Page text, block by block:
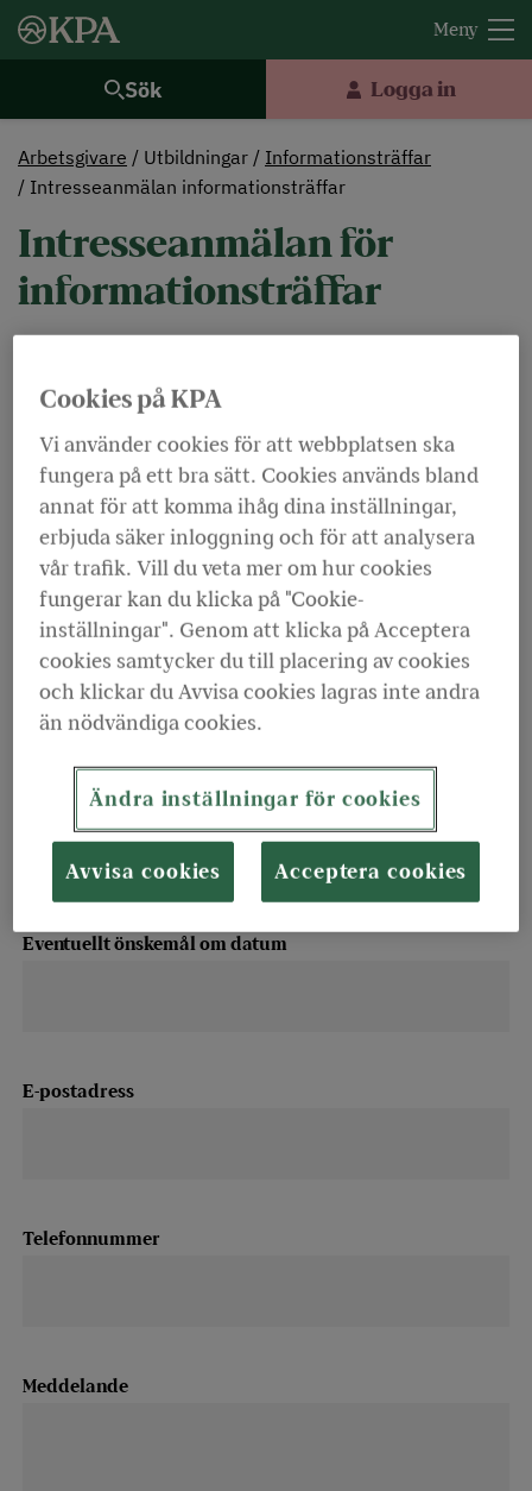
Sök Logga in
Arbetsgivare Utbildningar
Informationsträffar
Intresseanmälan informationsträffar
Intresseanmälan för
informationsträffar
Jag vill att ni kontaktar mig om följande
informationsträffar:
Unga
Anställda mitt i livet
Blivande pensionärer
Förtroendevalda
Räddningstjänsten
För- och efternamn
Kommun/region/bolag
Eventuellt önskemål om datum
E-postadress
Telefonnummer
Meddelande
Cookies på KPA
Vi använder cookies för att webbplatsen ska
fungera på ett bra sätt. Cookies används bland
annat för att komma ihåg dina inställningar,
erbjuda säker inloggning och för att analysera
vår trafik. Vill du veta mer om hur cookies
fungerar kan du klicka på "Cookie-
inställningar". Genom att klicka på Acceptera
cookies samtycker du till placering av cookies
och klickar du Avvisa cookies lagras inte andra
än nödvändiga cookies.
Ändra inställningar för cookies
Avvisa cookies Acceptera cookies